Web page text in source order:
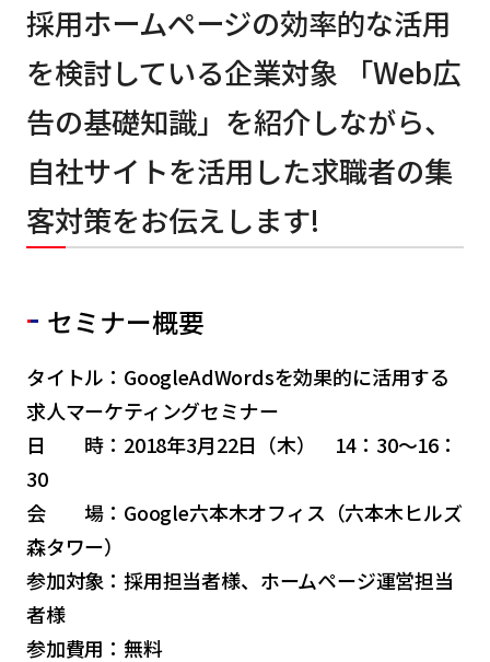
採用ホームページの効率的な活用
を検討している企業対象 「Web広
告の基礎知識」を紹介しながら、
自社サイトを活用した求職者の集
客対策をお伝えします!
セミナー概要
タイトル：GoogleAdWordsを効果的に活用する
求人マーケティングセミナー
日 時：2018年3月22日（木） 14：30～16：
30
会 場：Google六本木オフィス（六本木ヒルズ
森タワー）
参加対象：採用担当者様、ホームページ運営担当
者様
参加費用：無料